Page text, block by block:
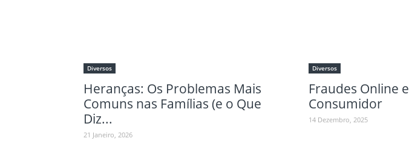
Diversos
Heranças: Os Problemas Mais
Comuns nas Famílias (e o Que
Diz...
21 Janeiro, 2026
Diversos
Fraudes Online
Consumidor
14 Dezembro, 2025